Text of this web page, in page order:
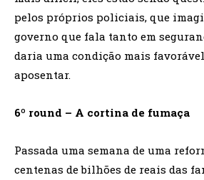
pelos próprios policiais, que
governo que fala tanto em
daria uma condição mais
aposentar.
6º round – A cortina de fumaça
Passada uma semana de uma
centenas de bilhões de reais das